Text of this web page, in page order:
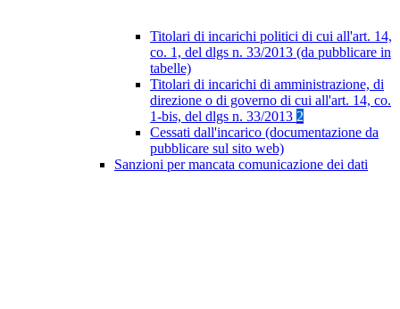
Titolari di incarichi politici di cui all'art. 14,
co. 1, del dlgs n. 33/2013 (da pubblicare in
tabelle)
Titolari di incarichi di amministrazione, di
direzione o di governo di cui all'art. 14, co.
1-bis, del dlgs n. 33/2013 2
Cessati dall'incarico (documentazione da
pubblicare sul sito web)
Sanzioni per mancata comunicazione dei dati